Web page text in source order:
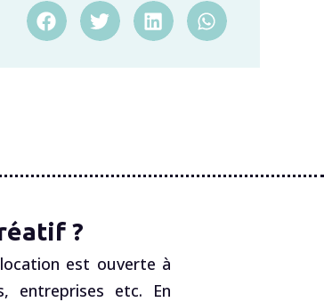
?
est ouverte à
entreprises etc. En